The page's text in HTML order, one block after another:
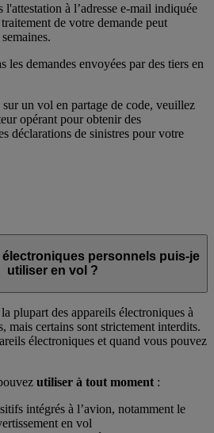
à l’adresse e-mail indiquée
de votre demande peut
les demandes envoyées par des tiers en
un vol en partage de code, veuillez
opérant pour obtenir des
déclarations de sinistres pour votre
personnels puis-je
utiliser en vol ?
plupart des appareils électroniques à
mais certains sont strictement interdits.
électroniques et quand vous pouvez
utiliser à tout moment :
intégrés à l’avion, notamment le
en vol